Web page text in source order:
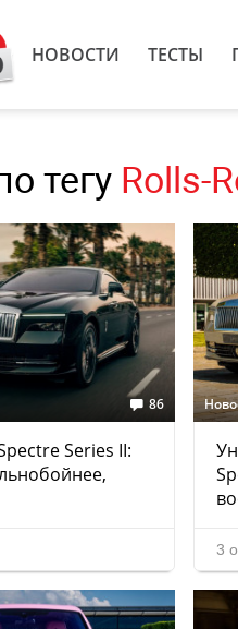
НОВОСТИ ТЕСТЫ
тегу Rolls-
86
Series II:
3